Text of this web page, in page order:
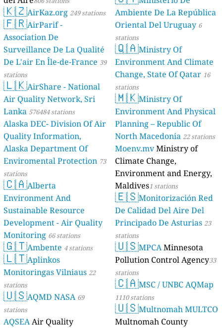
🇰🇿AirKaz.org 249 stations
🇫🇷AirParif -
Association De
Surveillance De La Qualité
De L'air En Île-de-France 39
stations
🇱🇰AirShare - National
Air Quality Network, Sri
Lanka 576484 stations
Alaska DEC- Division Of Air
Quality Information,
Alaska Department Of
Enviromental Protection 73
stations
🇨🇦Alberta
Environment And
Sustainable Resource
Development - Air Quality
Monitoring 66 stations
🇬🇹Ambente 4 stations
🇱🇹Aplinkos
Monitoringas Vilniaus 22
stations
🇺🇸AQMD NASA 69
stations
AQSEAAir Quality
Ambiente De La República
Oriental Del Uruguay 6
stations
🇶🇦Ministry Of
Environment And Climate
Change, State Of Qatar 16
stations
🇲🇰Ministry Of
Environment And Physical
Planning – Republic Of
North Macedonia 22 stations
Moenv.mvMinistry of
Climate Change,
Environment and Energy,
Maldives1 stations
🇪🇸Monitorización Red
De Calidad Del Aire Del
Principado De Asturias 23
stations
🇺🇸MPCAMinnesota
Pollution Control Agency33
stations
🇨🇦MSC / UNBC AQMap
1110 stations
🇺🇸Multnomah MULTCO
Multnomah County